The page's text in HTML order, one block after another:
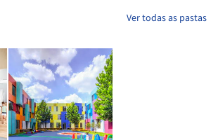
Ver todas as pastas